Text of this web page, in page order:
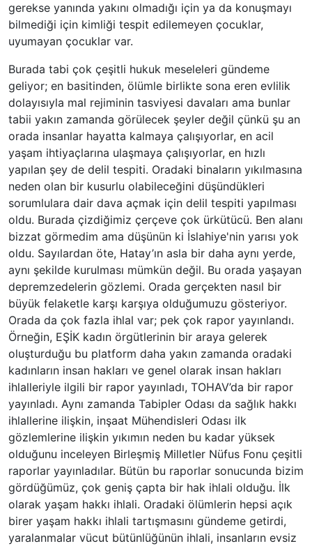
gerekse yanında yakını olmadığı için ya da konuşmayı
bilmediği için kimliği tespit edilemeyen çocuklar,
uyumayan çocuklar var.
Burada tabi çok çeşitli hukuk meseleleri gündeme
geliyor; en basitinden, ölümle birlikte sona eren evlilik
dolayısıyla mal rejiminin tasviyesi davaları ama bunlar
tabii yakın zamanda görülecek şeyler değil çünkü şu an
orada insanlar hayatta kalmaya çalışıyorlar, en acil
yaşam ihtiyaçlarına ulaşmaya çalışıyorlar, en hızlı
yapılan şey de delil tespiti. Oradaki binaların yıkılmasına
neden olan bir kusurlu olabileceğini düşündükleri
sorumlulara dair dava açmak için delil tespiti yapılması
oldu. Burada çizdiğimiz çerçeve çok ürkütücü. Ben alanı
bizzat görmedim ama düşünün ki İslahiye'nin yarısı yok
oldu. Sayılardan öte, Hatay’ın asla bir daha aynı yerde,
aynı şekilde kurulması mümkün değil. Bu orada yaşayan
depremzedelerin gözlemi. Orada gerçekten nasıl bir
büyük felaketle karşı karşıya olduğumuzu gösteriyor.
Orada da çok fazla ihlal var; pek çok rapor yayınlandı.
Örneğin, EŞİK kadın örgütlerinin bir araya gelerek
oluşturduğu bu platform daha yakın zamanda oradaki
kadınların insan hakları ve genel olarak insan hakları
ihlalleriyle ilgili bir rapor yayınladı, TOHAV’da bir rapor
yayınladı. Aynı zamanda Tabipler Odası da sağlık hakkı
ihlallerine ilişkin, inşaat Mühendisleri Odası ilk
gözlemlerine ilişkin yıkımın neden bu kadar yüksek
olduğunu inceleyen Birleşmiş Milletler Nüfus Fonu çeşitli
raporlar yayınladılar. Bütün bu raporlar sonucunda bizim
gördüğümüz, çok geniş çapta bir hak ihlali olduğu. İlk
olarak yaşam hakkı ihlali. Oradaki ölümlerin hepsi açık
birer yaşam hakkı ihlali tartışmasını gündeme getirdi,
yaralanmalar vücut bütünlüğünün ihlali, insanların evsiz